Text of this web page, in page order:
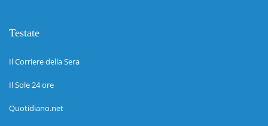
Testate
Il Corriere della Sera
Il Sole 24 ore
Quotidiano.net